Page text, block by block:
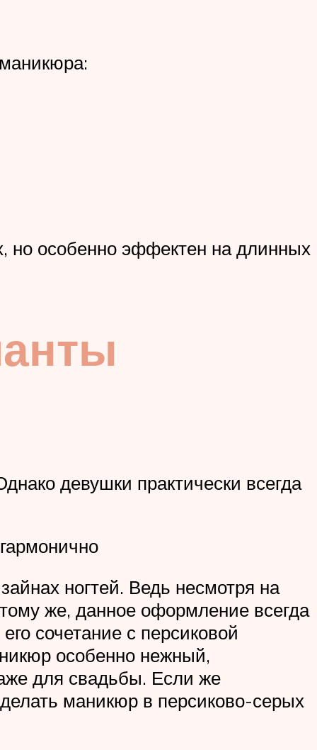
но особенно эффектен на длинных
девушки практически всегда
ногтей. Ведь несмотря на
же, данное оформление всегда
сочетание с персиковой
особенно нежный,
для свадьбы. Если же
маникюр в персиково-серых